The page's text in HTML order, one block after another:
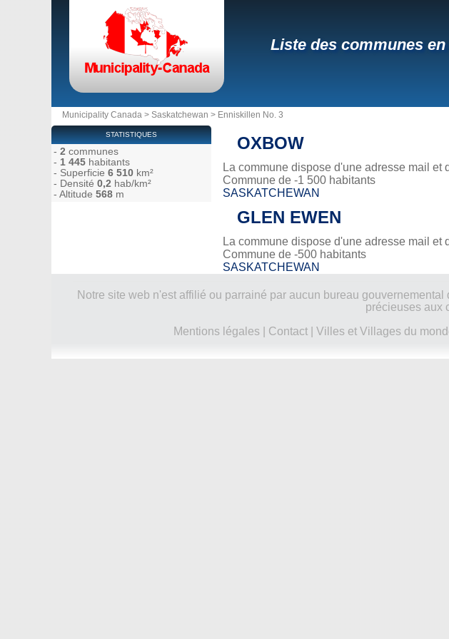
Liste des communes
Municipality Canada > Saskatchewan > Enniskillen No. 3
OXBOW
La commune dispose d'une adresse mail et
Commune de -1 500 habitants
SASKATCHEWAN
GLEN EWEN
La commune dispose d'une adresse mail et
Commune de -500 habitants
SASKATCHEWAN
STATISTIQUES
- 2 communes
- 1 445 habitants
- Superficie 6 510 km²
- Densité 0,2 hab/km²
- Altitude 568 m
Notre site web n'est affilié ou parrainé par aucun bureau
précieuses aux
Mentions légales
Contact Villes et Villages du